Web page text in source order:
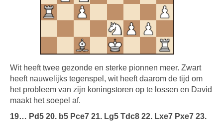
Wit heeft twee gezonde en sterke pionnen meer. Zwart
heeft nauwelijks tegenspel, wit heeft daarom de tijd om
het probleem van zijn koningstoren op te lossen en David
maakt het soepel af.
19… Pd5 20. b5 Pce7 21. Lg5 Tdc8 22. Lxe7 Pxe7 23.